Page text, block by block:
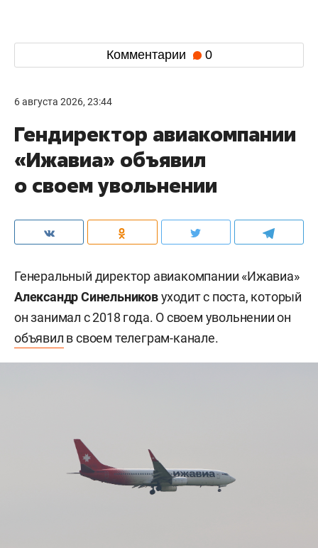
Комментарии 0
6 августа 2026, 23:44
Гендиректор авиакомпании
«Ижавиа» объявил
о своем увольнении
Генеральный директор авиакомпании «Ижавиа»
Александр Синельниковуходит с поста, который
он занимал с 2018 года. О своем увольнении он
объявил в своем телеграм-канале.